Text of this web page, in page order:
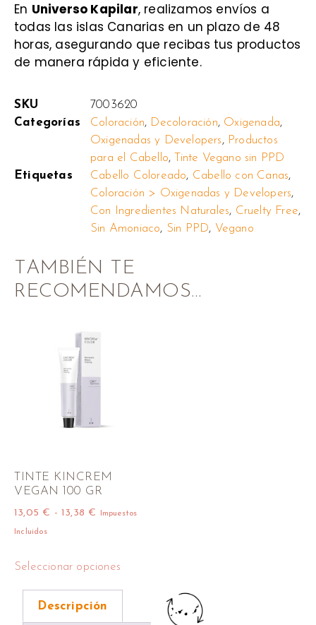
En Universo Kapilar, realizamos envíos a
todas las islas Canarias en un plazo de 48
horas, asegurando que recibas tus productos
de manera rápida y eficiente.
SKU
7003620
Categorías
Coloración, Decoloración, Oxigenada,
Oxigenadas y Developers, Productos
para el Cabello,
Tinte Vegano sin PPD
Etiquetas
Cabello Coloreado, Cabello con Canas,
Coloración > Oxigenadas y Developers,
Con Ingredientes Naturales, Cruelty Free,
Sin Amoniaco, Sin PPD, Vegano
TAMBIÉN TE
RECOMENDAMOS…
TINTE KINCREM
VEGAN 100 GR
13,05 € - 13,38 € Impuestos
Incluidos
Seleccionar opciones
Descripción